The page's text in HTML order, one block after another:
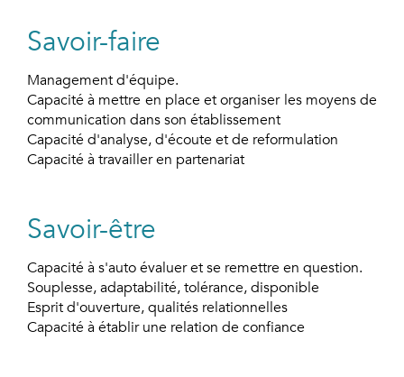
Savoir-faire
Management d'équipe.
Capacité à mettre en place et organiser les moyens de
communication dans son établissement
Capacité d'analyse, d'écoute et de reformulation
Capacité à travailler en partenariat
Savoir-être
Capacité à s'auto évaluer et se remettre en question.
Souplesse, adaptabilité, tolérance, disponible
Esprit d'ouverture, qualités relationnelles
Capacité à établir une relation de confiance